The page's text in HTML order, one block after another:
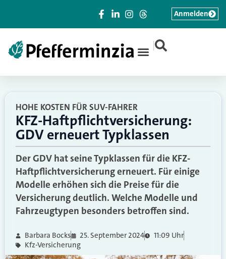
|
Anmelden
HOHE KOSTEN FÜR SUV-FAHRER
KFZ-Haftpflichtversicherung:
GDV erneuert Typklassen
Der GDV hat seine Typklassen für die KFZ-
Haftpflichtversicherung erneuert. Für einige
Modelle erhöhen sich die Preise für die
Versicherung deutlich. Welche Modelle und
Fahrzeugtypen besonders betroffen sind.
Barbara Bocks 25. September 2024
11:09 Uhr
Kfz-Versicherung